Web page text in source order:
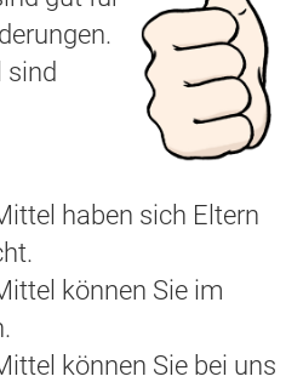
sind
haben sich Eltern
können Sie im
können Sie bei uns